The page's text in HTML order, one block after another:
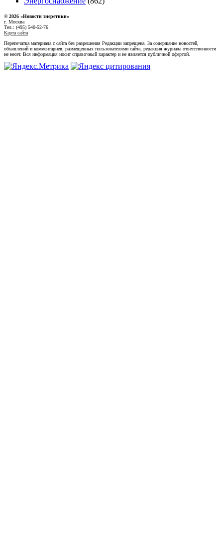
© 2026 «Новости энеретики»
г. Москва
Тел.: (495) 540-52-76
Карта сайта
Перепечатка материала с сайта без разрешения Редакции запрещена. За содержание новостей,
объявлений и комментариев, размещенных пользователями сайта, редакция журнала ответственности
не несет. Вся информация носит справочный характер и не является публичной офертой.